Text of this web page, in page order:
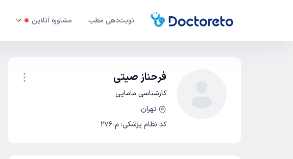
نوبت‌دهی مطب مشاوره آنلاین
فرحناز صیتی
کارشناسی مامایی
تهران
کد نظام پزشکی:م-276